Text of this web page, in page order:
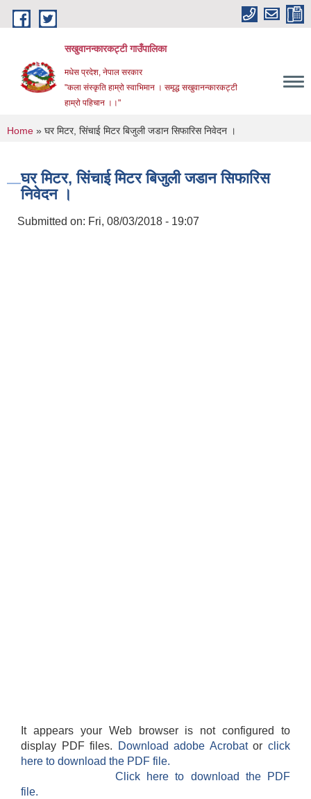
Skip to main content
सखुवानन्कारकट्टी गाउँपालिका
मधेस प्रदेश, नेपाल सरकार
"कला संस्कृति हाम्रो स्वाभिमान । समृद्ध सखुवानन्कारकट्टी
हाम्रो पहिचान ।।"
You are here
Home » घर मिटर, सिंचाई मिटर बिजुली जडान सिफारिस निवेदन ।
घर मिटर, सिंचाई मिटर बिजुली जडान सिफारिस
निवेदन ।
Submitted on: Fri, 08/03/2018 - 19:07
It appears your Web browser is not configured to
display PDF files.
Download adobe Acrobatorclick
here to download the PDF file.
Click here to download the PDF
file.